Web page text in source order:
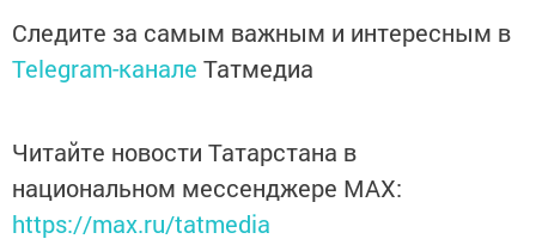
Следите за самым важным и интересным в
Telegram-канале Татмедиа
Читайте новости Татарстана в
национальном мессенджере MАХ:
https://max.ru/tatmedia